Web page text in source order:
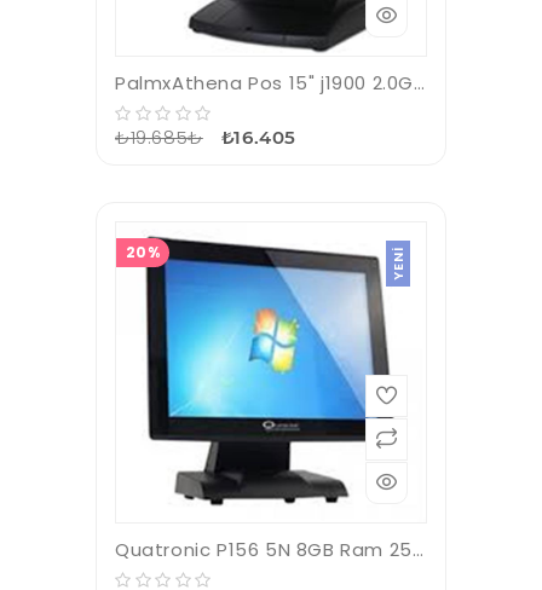
PalmxAthena Pos 15" j1900 2.0Ghz 15,6" 4GB, 128GB SSD Fiyat Gör Cihazı Pos Pc
₺19.685₺ ₺16.405
20% YENI
Quatronic P156 5N 8GB Ram 256GB SSD 15.6" Pos PC